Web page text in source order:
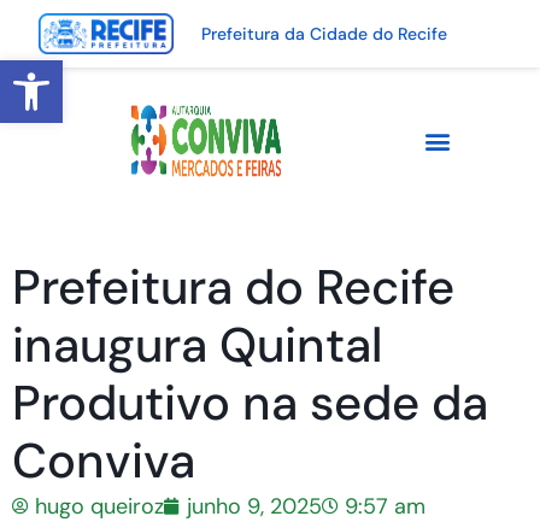
Abrir a barra de ferramentas
Prefeitura da Cidade do Recife
Prefeitura do Recife
inaugura Quintal
Produtivo na sede da
Conviva
hugo queiroz junho 9, 2025
9:57 am